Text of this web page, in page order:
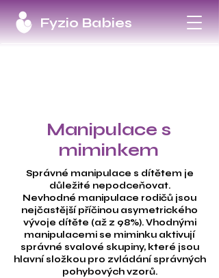
Fyzio Babies
Manipulace s
miminkem
Správné manipulace s dítětem je
důležité nepodceňovat.
Nevhodné manipulace rodičů jsou
nejčastější příčinou asymetrického
vývoje dítěte (až z 98%).Vhodnými
manipulacemi se miminku aktivují
správné svalové skupiny, které jsou
hlavní složkou pro zvládání správných
pohybových vzorů.